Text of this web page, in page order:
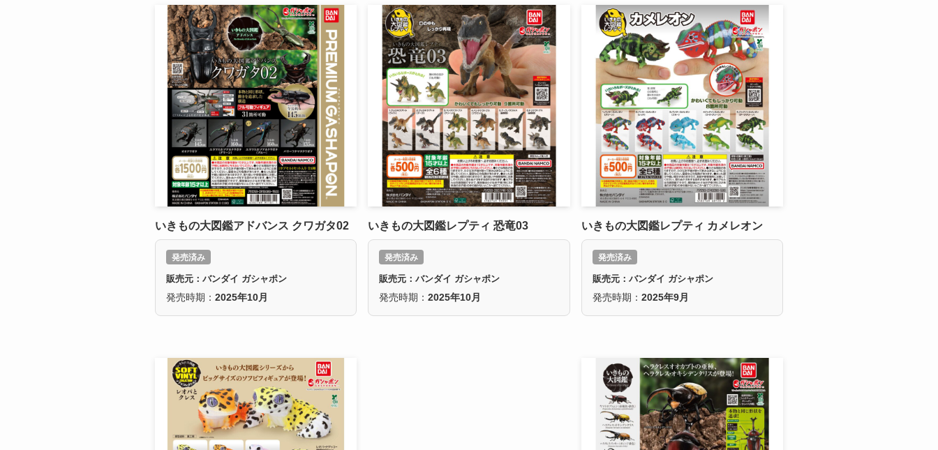
いきもの大図鑑アドバンス クワガタ02
発売済み
販売元：バンダイ ガシャポン
発売時期： 2025年10月
いきもの大図鑑レプティ 恐竜03
発売済み
販売元：バンダイ ガシャポン
発売時期：2025年10月
いきもの大図鑑レプティ カメレオン
発売済み
販売元：バンダイ ガシャポン
発売時期： 2025年9月